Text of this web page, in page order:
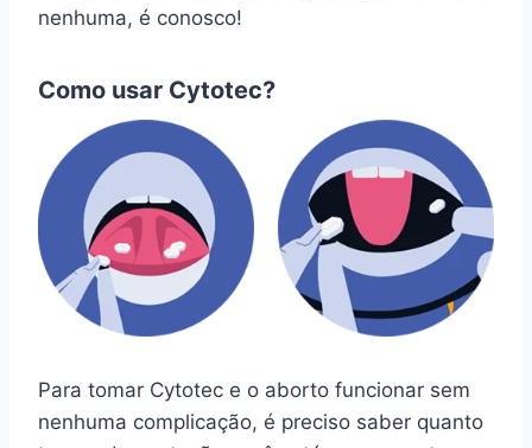
nenhuma, é conosco!
Como usar Cytotec?
Para tomar Cytotec e o aborto funcionar sem
nenhuma complicação, é preciso saber quanto